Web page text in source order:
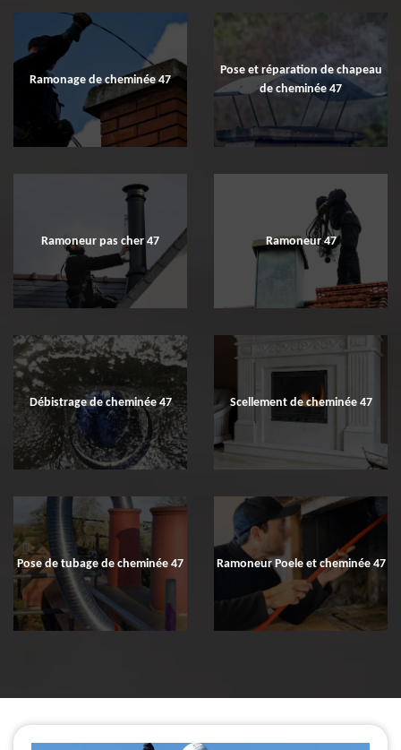
Ramonage de cheminée 47
Pose et réparation de chapeau
de cheminée 47
Ramoneur pas cher 47 Ramoneur 47
Débistrage de cheminée 47 Scellement de cheminée 47
Pose de tubage de cheminée 47 Ramoneur Poele et cheminée 47